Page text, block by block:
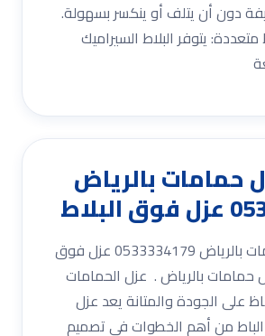
دون أن يتلف أو ينكسر بسهولة.
يتوفر البلاط السيراميك
حمامات بالرياض
شركة عزل حمامات بالرياض 0533334179 عزل فوق
حمامات بالرياض . عزل الحمامات
على الجودة والمتانة يعد عزل
من أهم الخطوات في تصميم